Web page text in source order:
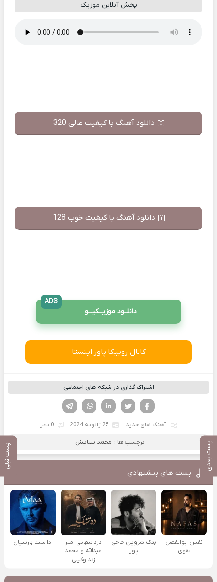
پست بعدی پست قبلی
پخش آنلاین موزیک
دانلود آهنگ با کیفیت عالی 320
دانلود آهنگ با کیفیت خوب 128
دانلــود موزیــکیـــو
ADS
کانال روبیکا پاور اینستا
اشتراک گذاری در شبکه های اجتماعی
لینکدین تویتر
فیسوک
آهنگ های جدید 25 ژانویه 2024 0 نظر
برچسب ها : محمد ستایش
پست های پیشنهادی
نفس ابوالفضل
تقوی
پتک شروین حاجی
پور
درد تنهایی امیر
عبدالله و محمد
زند وکیلی
ادا سینا پارسیان